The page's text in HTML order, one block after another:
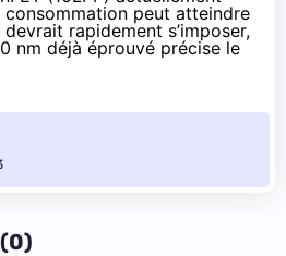
consommation peut atteindre
devrait rapidement s’imposer,
nm déjà éprouvé précise le